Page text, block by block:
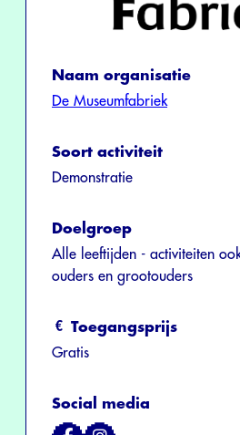
Naam organisatie
De Museumfabriek
Soort activiteit
Demonstratie
Doelgroep
Alle leeftijden - activiteiten
ouders en grootouders
Toegangsprijs
Gratis
Social media